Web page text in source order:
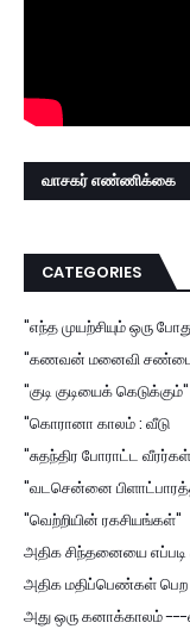
வாசகர் எண்ணிக்கை
CATEGORIES
"எந்த முயற்சியும் ஒரு
"கணவன் மனைவி சண்டை
"குடி குடியைக்
"கொரானா காலம் : வீடு
"சுதந்திர போராட்ட
"வடசென்னை
"வெற்றியின் ரகசியங்கள்"
அதிக சிந்தனையை எப்படி
அதிக மதிப்பெண்கள் பெற
அது ஒரு கனாக்காலம் ---